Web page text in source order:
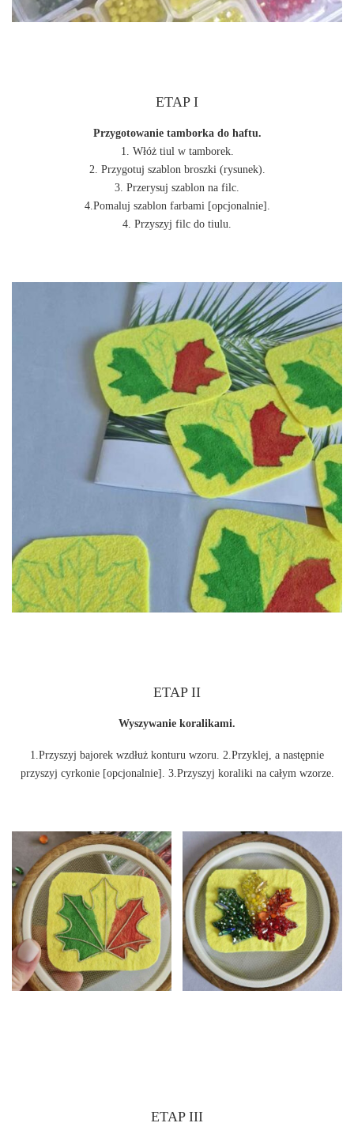
ETAP I
Przygotowanie tamborka do haftu.
1. Włóż tiul w tamborek.
2. Przygotuj szablon broszki (rysunek).
3. Przerysuj szablon na filc.
4.Pomaluj szablon farbami [opcjonalnie].
4. Przyszyj filc do tiulu.
ETAP II
Wyszywanie koralikami.
1.Przyszyj bajorek wzdłuż konturu wzoru. 2.Przyklej, a następnie
przyszyj cyrkonie [opcjonalnie]. 3.Przyszyj koraliki na całym wzorze.
ETAP III